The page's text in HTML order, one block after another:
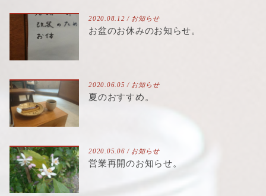
2020.08.12 / お知らせ
お盆のお休みのお知らせ。
2020.06.05 / お知らせ
夏のおすすめ。
2020.05.06 / お知らせ
営業再開のお知らせ。